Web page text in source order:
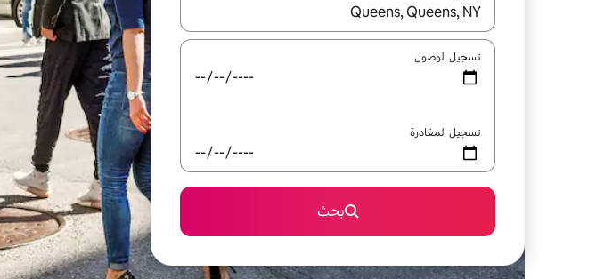
عند توفر النتائج، انتقل باستخدام السهمين لأعلى ولأسفل أو استكشف عن طريق اللمس أو السحب.
تسجيل الوصول
تسجيل المغادرة
بحث